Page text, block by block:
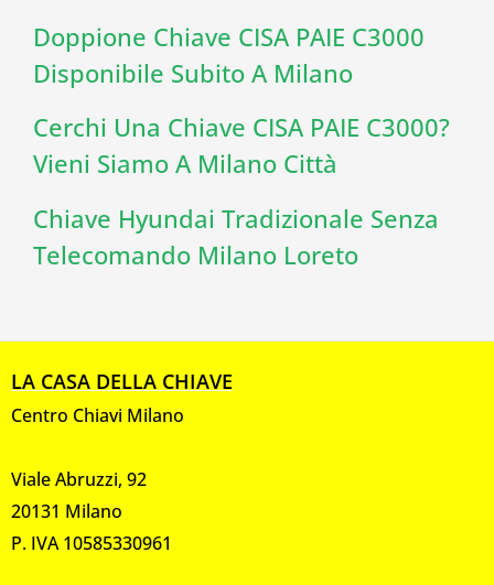
Doppione Chiave CISA PAIE C3000
Disponibile Subito A Milano
Cerchi Una Chiave CISA PAIE C3000?
Vieni Siamo A Milano Città
Chiave Hyundai Tradizionale Senza
Telecomando Milano Loreto
LA CASA DELLA CHIAVE
Centro Chiavi Milano
Viale Abruzzi, 92
20131 Milano
P. IVA 10585330961